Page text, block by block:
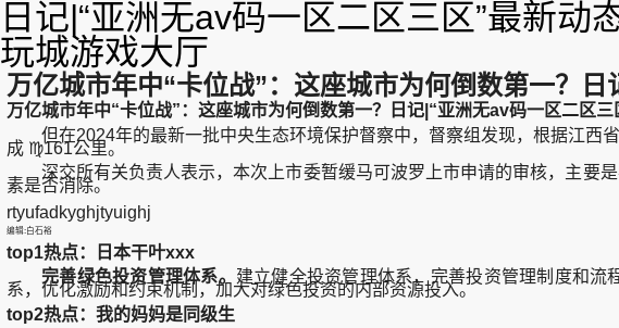
日记|“亚洲无av码一区二区三区”最新
玩城游戏大厅
万亿城市年中“卡位战”：这座城市为何倒数第一？
万亿城市年中“卡位战”：这座城市为何倒数第一？日记|“亚洲无av码一区二区三
但在2024年的最新一批中央生态环境保护督察中，督察组发现，根据江西
成 ♍161公里。
深交所有关负责人表示，本次上市委暂缓马可波罗上市申请的审核，主要是
素是否消除。
rtyufadkyghjtyuighj
编辑:白石裕
top1热点：日本干叶xxx
完善绿色投资管理体系。 建立健全投资管理体系，完善投资管理制度和
系，优化激励和约束机制，加大对绿色投资的内部资源投入。
top2热点：我的妈妈是同级生